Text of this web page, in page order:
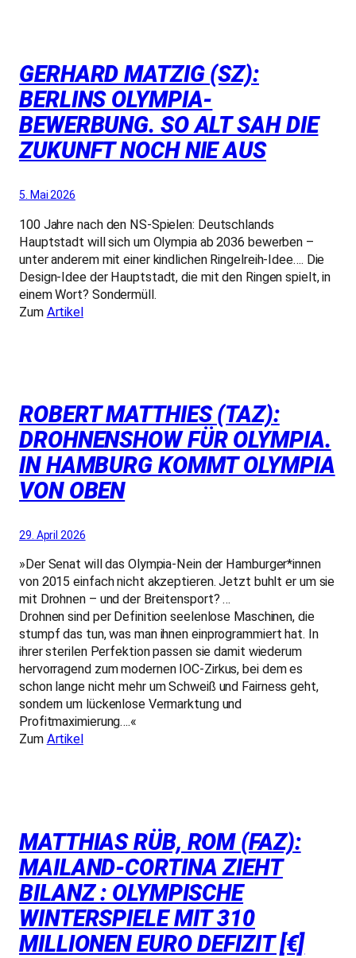
GERHARD MATZIG (SZ):
BERLINS OLYMPIA-
BEWERBUNG. SO ALT SAH DIE
ZUKUNFT NOCH NIE AUS
5. Mai 2026
100 Jahre nach den NS-Spielen: Deutschlands
Hauptstadt will sich um Olympia ab 2036 bewerben –
unter anderem mit einer kindlichen Ringelreih-Idee…. Die
Design-Idee der Hauptstadt, die mit den Ringen spielt, in
einem Wort? Sondermüll.
Zum Artikel
ROBERT MATTHIES (TAZ):
DROHNENSHOW FÜR OLYMPIA.
IN HAMBURG KOMMT OLYMPIA
VON OBEN
29. April 2026
»Der Senat will das Olympia-Nein der Ham­bur­ge­r*in­nen
von 2015 einfach nicht akzeptieren. Jetzt buhlt er um sie
mit Drohnen – und der Breitensport? …
Drohnen sind per Definition seelenlose Maschinen, die
stumpf das tun, was man ihnen einprogrammiert hat. In
ihrer sterilen Perfektion passen sie damit wiederum
hervorragend zum modernen IOC-Zirkus, bei dem es
schon lange nicht mehr um Schweiß und Fairness geht,
sondern um lückenlose Vermarktung und
Profitmaximierung….«
Zum Artikel
MATTHIAS RÜB, ROM (FAZ):
MAILAND-CORTINA ZIEHT
BILANZ : OLYMPISCHE
WINTERSPIELE MIT 310
MILLIONEN EURO DEFIZIT [€]